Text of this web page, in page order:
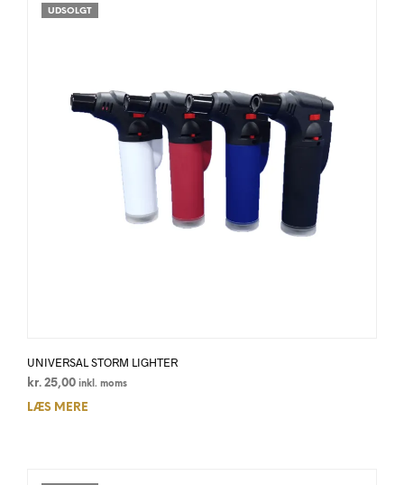
UDSOLGT
UNIVERSAL STORM LIGHTER
kr. 25,00 inkl. moms
LÆS MERE